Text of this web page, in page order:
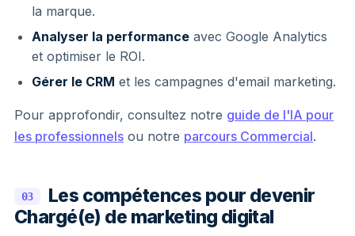
la marque.
Analyser la performance avec Google Analytics
et optimiser le ROI.
Gérer le CRM et les campagnes d'email marketing.
Pour approfondir, consultez notre guide de l'IA pour
les professionnels ou notre parcours Commercial.
03
Les compétences pour devenir
Chargé(e) de marketing digital